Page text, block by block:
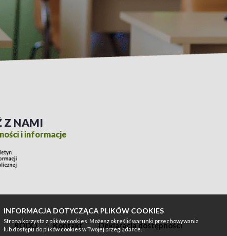
INFORMACJA DOTYCZĄCA PLIKÓW COOKIES
Strona korzysta z plików cookies. Możesz określić warunki przechowywania
lub dostępu do plików cookies w Twojej przeglądarce.
Z NAMI
i informacje
RODO Kontakt Deklaracja dostępności